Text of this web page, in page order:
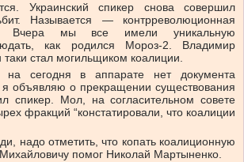
Украинский спикер снова совершил
Называется — контрреволюционная
Вчера мы все имели уникальную
как родился Мороз-2. Владимир
стал могильщиком коалиции.
сегодня в аппарате нет документа
объявляю о прекращении существования
спикер. Мол, на согласительном совете
фракций “констатировали, что коалиции
надо отметить, что копать коалиционную
помог Николай Мартыненко.